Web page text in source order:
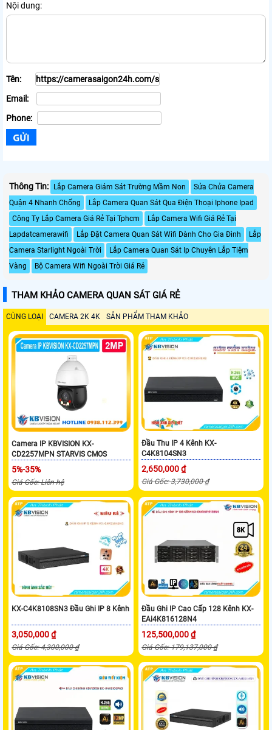
Nội dung:
Tên:
Email:
Phone:
Thông Tin: Lắp Camera Giám Sát Trường Mầm Non
Sửa Chửa Camera
Quận 4 Nhanh Chống
Lắp Camera Quan Sát Qua Điện Thoại Iphone Ipad
Công Ty Lắp Camera Giá Rẻ Tại Tphcm
Lắp Camera Wifi Giá Rẻ Tại
Lapdatcamerawifi
Lắp Đặt Camera Quan Sát Wifi Dành Cho Gia Đình
Lắp
Camera Starlight Ngoài Trời
Lắp Camera Quan Sát Ip Chuyên Lắp Tiệm
Vàng
Bộ Camera Wifi Ngoài Trời Giá Rẻ
THAM KHẢO CAMERA QUAN SÁT GIÁ RẺ
CÙNG LOẠI CAMERA 2K 4K SẢN PHẨM THAM KHẢO
Camera IP KBVISION KX-
CD2257MPN STARVIS CMOS
5%-35%
Giá Gốc: Liên hệ
Đầu Thu IP 4 Kênh KX-
C4K8104SN3
2,650,000 ₫
Giá Gốc: 3,730,000 ₫
KX-C4K8108SN3 Đầu Ghi IP 8 Kênh
3,050,000 ₫
Giá Gốc: 4,300,000 ₫
Đầu Ghi IP Cao Cấp 128 Kênh KX-
EAi4K816128N4
125,500,000 ₫
Giá Gốc: 179,137,000 ₫